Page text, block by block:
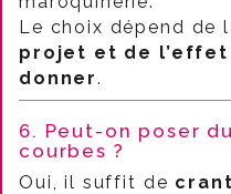
Le choix dépend de
projet et de l’effet
donner.
6. Peut-on poser
courbes ?
Oui, il suffit de